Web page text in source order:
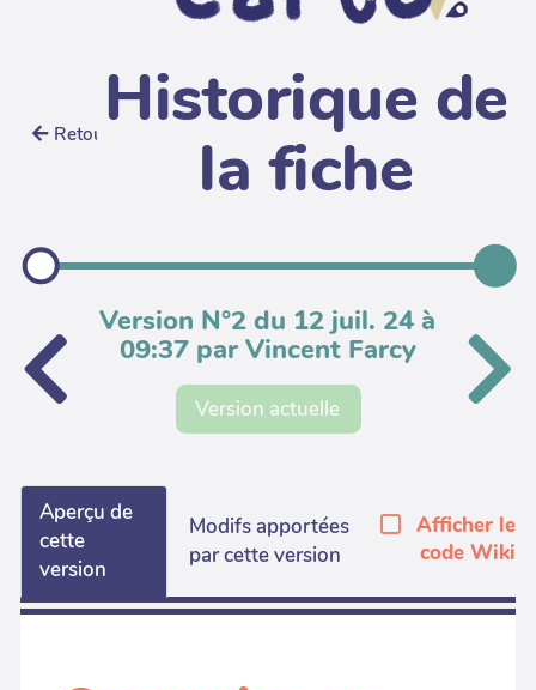
Retour Historique de
la fiche
Version N°2 du 12 juil. 24 à
09:37 par Vincent Farcy
Version actuelle
Aperçu de
cette
version
Modifs apportées
par cette version
Afficher le
code Wiki